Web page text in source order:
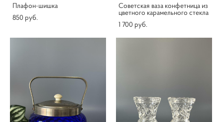
Плафон-шишка
850 pуб.
Советская ваза конфетница из
цветного карамельного стекла
1 700 pуб.